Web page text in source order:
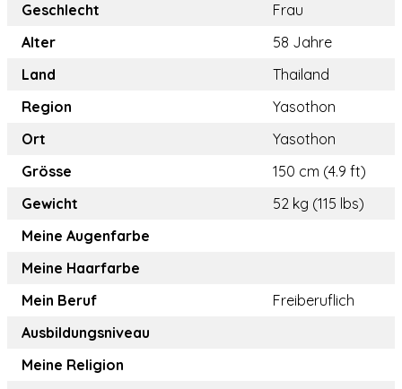
Geschlecht
Frau
Alter
58 Jahre
Land
Thailand
Region
Yasothon
Ort
Yasothon
Grösse
150 cm (4.9 ft)
Gewicht
52 kg (115 lbs)
Meine Augenfarbe
Meine Haarfarbe
Mein Beruf
Freiberuflich
Ausbildungsniveau
Meine Religion